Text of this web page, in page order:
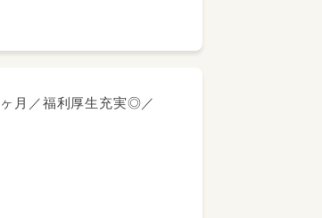
月／福利厚生充実◎／